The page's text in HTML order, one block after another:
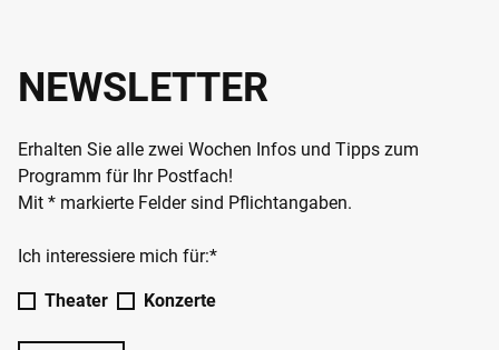
NEWSLETTER
Erhalten Sie alle zwei Wochen Infos und Tipps zum
Programm für Ihr Postfach!
Mit * markierte Felder sind Pflichtangaben.
Ich interessiere mich für:*
Theater Konzerte